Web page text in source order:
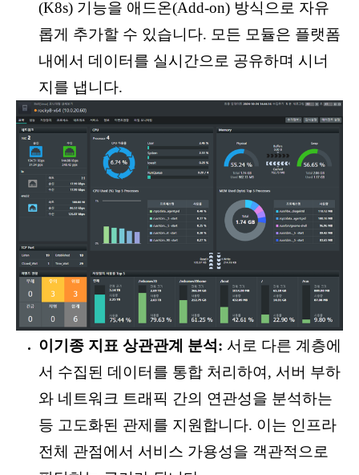
(K8s) 기능을 애드온(Add-on) 방식으로 자유
롭게 추가할 수 있습니다. 모든 모듈은 플랫폼
내에서 데이터를 실시간으로 공유하며 시너
지를 냅니다.
이기종 지표 상관관계 분석: 서로 다른 계층에
서 수집된 데이터를 통합 처리하여, 서버 부하
와 네트워크 트래픽 간의 연관성을 분석하는
등 고도화된 관제를 지원합니다. 이는 인프라
전체 관점에서 서비스 가용성을 객관적으로